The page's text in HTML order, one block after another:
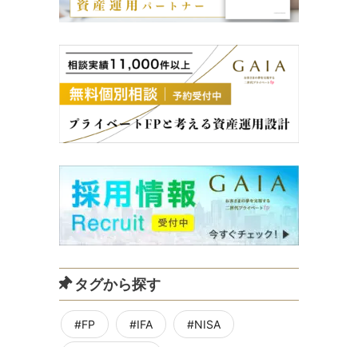
タグから探す
FP IFA NISA